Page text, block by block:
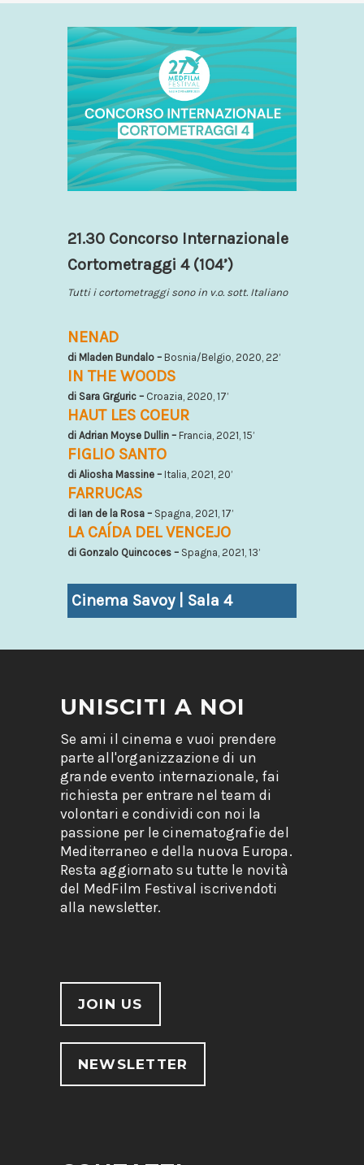
21.30 Concorso Internazionale
Cortometraggi 4 (104’)
Tutti i cortometraggi sono in v.o. sott. Italiano
NENAD
di Mladen Bundalo – Bosnia/Belgio, 2020, 22’
IN THE WOODS
di Sara Grguric – Croazia, 2020, 17’
HAUT LES COEUR
di Adrian Moyse Dullin – Francia, 2021, 15’
FIGLIO SANTO
di Aliosha Massine – Italia, 2021, 20’
FARRUCAS
di Ian de la Rosa – Spagna, 2021, 17’
LA CAÍDA DEL VENCEJO
di Gonzalo Quincoces – Spagna, 2021, 13’
Cinema Savoy | Sala 4
UNISCITI A NOI
Se ami il cinema e vuoi prendere
parte all'organizzazione di un
grande evento internazionale, fai
richiesta per entrare nel team di
volontari e condividi con noi la
passione per le cinematografie del
Mediterraneo e della nuova Europa.
Resta aggiornato su tutte le novità
del MedFilm Festival iscrivendoti
alla newsletter.
JOIN US
NEWSLETTER